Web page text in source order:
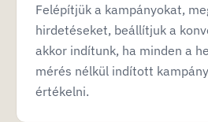
Felépítjük a kampányokat,
hirdetéseket, beállítjuk a
akkor indítunk, ha minden a
mérés nélkül indított
értékelni.